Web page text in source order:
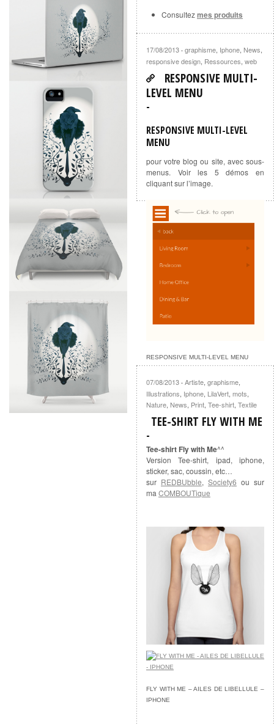
Consultezmes produits
17/08/2013 · graphisme, Iphone, News,
responsive design, Ressources, web
RESPONSIVE MULTI-
LEVEL MENU
RESPONSIVE MULTI-LEVEL
MENU
pour votre blog ou site, avec sous-
menus. Voir les 5 démos en
cliquant sur l’image.
RESPONSIVE MULTI-LEVEL MENU
07/08/2013 · Artiste, graphisme,
Illustrations, Iphone, LilaVert, mots,
Nature, News, Print, Tee-shirt, Textile
TEE-SHIRT FLY WITH ME
Tee-shirt Fly with Me^^
Version Tee-shirt, ipad, iphone,
sticker, sac, coussin, etc…
sur REDBUbble, Society6 ou sur
ma COMBOUTique
FLY WITH ME – AILES DE LIBELLULE –
IPHONE